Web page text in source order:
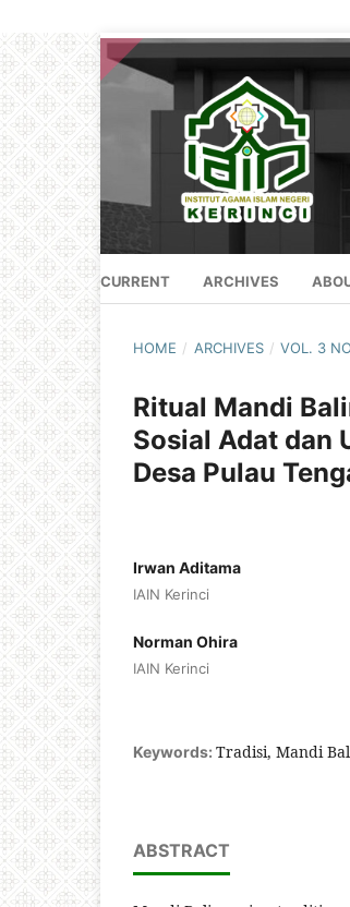
CURRENT ARCHIVES
HOME / ARCHIVES / VOL. 3
Ritual Mandi
Sosial Adat dan
Desa Pulau
Irwan Aditama
IAIN Kerinci
Norman Ohira
IAIN Kerinci
Keywords: Tradisi, Mandi
ABSTRACT